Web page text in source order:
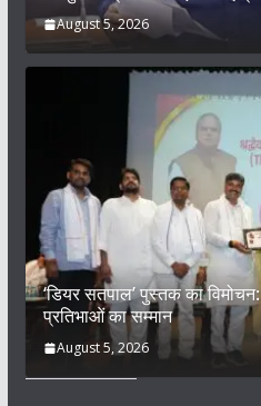
August 5, 2026
‘डियर सतपाल’ पुस्तक का
प्रतिभाओं का सम्मान
August 5, 2026